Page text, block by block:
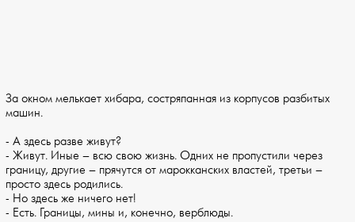
За окном мелькает хибара, состряпанная из корпусов разбитых
машин.
- А здесь разве живут?
- Живут. Иные – всю свою жизнь. Одних не пропустили через
границу, другие – прячутся от марокканских властей, третьи –
просто здесь родились.
- Но здесь же ничего нет!
- Есть. Границы, мины и, конечно, верблюды.